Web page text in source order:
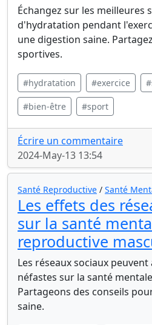
Échangez sur les meilleures
d'hydratation pendant
une digestion saine.
sportives.
#hydratation #exercice
#bien-être #sport
Écrire un commentaire
2024-May-13 13:54
Santé Reproductive / Santé
Les effets des
sur la santé
reproductive
Les réseaux sociaux
néfastes sur la santé
Partageons des conseils
saine.